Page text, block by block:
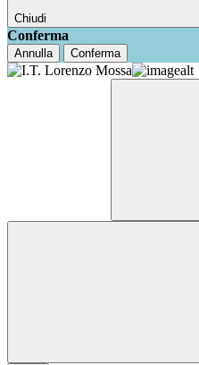
Chiudi
Conferma
Annulla Conferma